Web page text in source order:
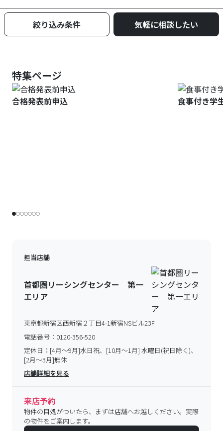
絞り込み条件 気軽に相談したい
特集ページ
合格発表前申込 食事付き学
担当店舗
首都圏リーシングセンター 第一
エリア
東京都新宿区西新宿２丁目4-1新宿NSビル23F
電話番号： 0120-356-520
定休日： [4月～9月]水日祝、[10月～1月] 水曜日(祝日除く)、
[2月～3月]無休
店舗詳細を見る
来店予約
物件の目処がついたら、まずは店舗へお越しください。実際
の物件をご案内します。